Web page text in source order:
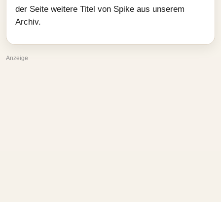
der Seite weitere Titel von Spike aus unserem
Archiv.
Anzeige